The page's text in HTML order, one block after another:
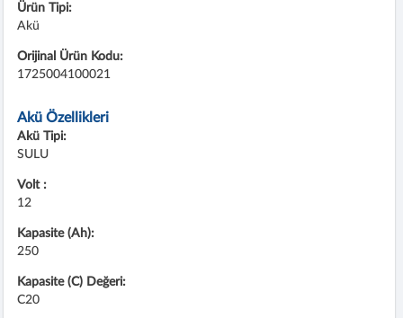
Ürün Tipi:
Akü
Orijinal Ürün Kodu:
1725004100021
Akü Özellikleri
Akü Tipi:
SULU
Volt :
12
Kapasite (Ah):
250
Kapasite (C) Değeri:
C20